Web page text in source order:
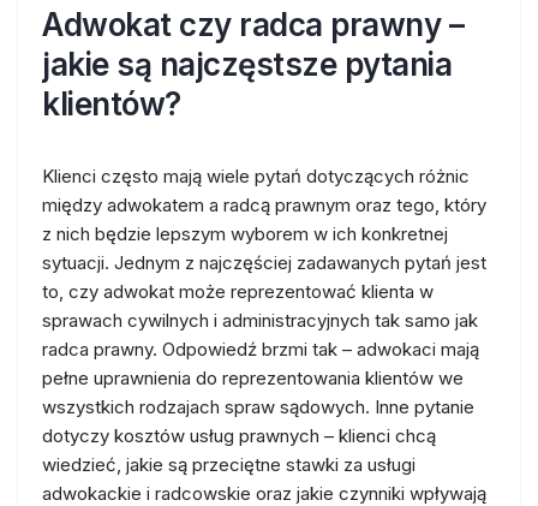
Adwokat czy radca prawny –
jakie są najczęstsze pytania
klientów?
Klienci często mają wiele pytań dotyczących różnic
między adwokatem a radcą prawnym oraz tego, który
z nich będzie lepszym wyborem w ich konkretnej
sytuacji. Jednym z najczęściej zadawanych pytań jest
to, czy adwokat może reprezentować klienta w
sprawach cywilnych i administracyjnych tak samo jak
radca prawny. Odpowiedź brzmi tak – adwokaci mają
pełne uprawnienia do reprezentowania klientów we
wszystkich rodzajach spraw sądowych. Inne pytanie
dotyczy kosztów usług prawnych – klienci chcą
wiedzieć, jakie są przeciętne stawki za usługi
adwokackie i radcowskie oraz jakie czynniki wpływają